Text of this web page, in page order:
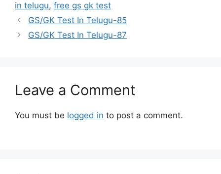
in telugu, free gs gk test
GS/GK Test In Telugu-85
GS/GK Test In Telugu-87
Leave a Comment
You must be logged in to post a comment.